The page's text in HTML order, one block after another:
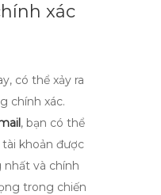
xác
có thể xảy ra
chính xác.
, bạn có thể
khoản được
và chính
trong chiến